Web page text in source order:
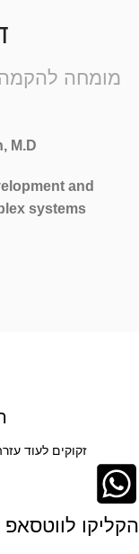
מומחה להקמה,
M.D
and
systems
זקוקים לעוד
הקליקו לווטסאפ